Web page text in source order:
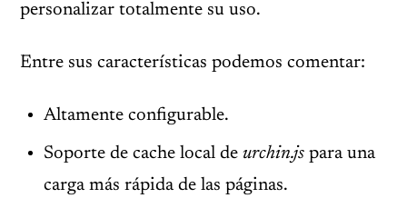
personalizar totalmente su uso.
Entre sus características podemos comentar:
Altamente configurable.
Soporte de cache local de urchin.js para una
carga más rápida de las páginas.